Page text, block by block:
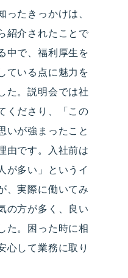
ったきっかけは、
紹介されたことで
中で、福利厚生を
ている点に魅力を
た。説明会では社
くださり、「この
いが強まったこと
由です。入社前は
が多い」というイ
、実際に働いてみ
の方が多く、良い
た。困った時に相
心して業務に取り